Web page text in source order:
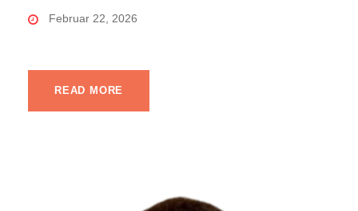
Februar 22, 2026
READ MORE